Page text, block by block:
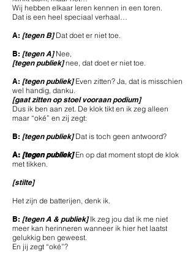
Wij hebben elkaar leren kennen in een toren.
Dat is een heel speciaal verhaal…
A: [tegen B]Dat doet er niet toe.
B: [tegen A]Nee,
[tegen publiek]nee, dat doet er niet toe.
A: [tegen publiek] Even zitten? Ja, dat is misschien
wel handig, danku.
[gaat zitten op stoel vooraan podium]
Dus ik ben aan zet. De klok tikt en ik zeg alleen
maar “oké” en zij zegt:
B: [tegen publiek]Dat is toch geen antwoord?
A: [tegen publiek]En op dat moment stopt de klok
met tikken.
[stilte]
Het zijn de batterijen, denk ik.
B: [tegen A & publiek]Ik zeg jou dat ik me niet
meer kan herinneren wanneer ik hier het laatst
gelukkig ben geweest.
En jij zegt “oké”?